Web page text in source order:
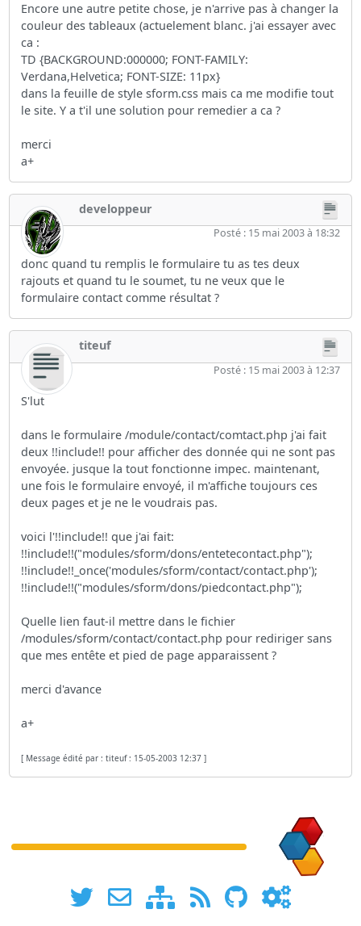
Encore une autre petite chose, je n'arrive pas à changer la
couleur des tableaux (actuelement blanc. j'ai essayer avec
ca :
TD {BACKGROUND:000000; FONT-FAMILY:
Verdana,Helvetica; FONT-SIZE: 11px}
dans la feuille de style sform.css mais ca me modifie tout
le site. Y a t'il une solution pour remedier a ca ?
merci
a+
developpeur
Posté : 15 mai 2003 à 18:32
donc quand tu remplis le formulaire tu as tes deux
rajouts et quand tu le soumet, tu ne veux que le
formulaire contact comme résultat ?
titeuf
Posté : 15 mai 2003 à 12:37
S'lut
dans le formulaire /module/contact/comtact.php j'ai fait
deux !!include!! pour afficher des donnée qui ne sont pas
envoyée. jusque la tout fonctionne impec. maintenant,
une fois le formulaire envoyé, il m'affiche toujours ces
deux pages et je ne le voudrais pas.
voici l'!!include!! que j'ai fait:
!!include!!("modules/sform/dons/entetecontact.php");
!!include!!_once('modules/sform/contact/contact.php');
!!include!!("modules/sform/dons/piedcontact.php");
Quelle lien faut-il mettre dans le fichier
/modules/sform/contact/contact.php pour rediriger sans
que mes entête et pied de page apparaissent ?
merci d'avance
a+
[ Message édité par : titeuf : 15-05-2003 12:37 ]